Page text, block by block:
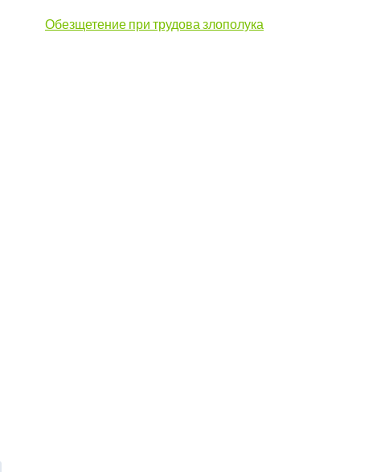
Обезщетение при трудова злополука